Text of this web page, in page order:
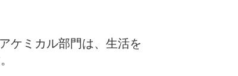
ケミカル部門は、生活を